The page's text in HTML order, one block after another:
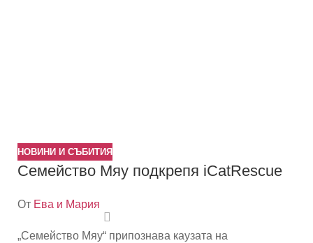
НОВИНИ И СЪБИТИЯ
Семейство Мяу подкрепя iCatRescue
От Ева и Мария
„Семейство Мяу“ припознава каузата на